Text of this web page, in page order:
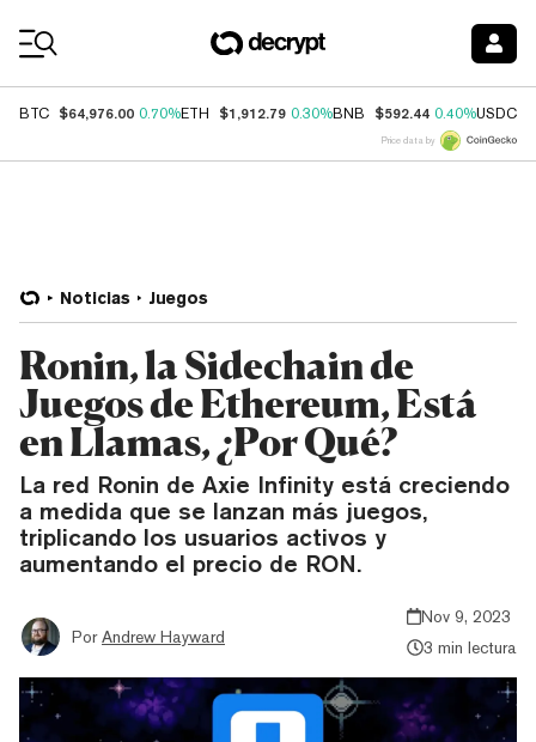
BTC $64,976.00 0.70%ETH $1,912.79 0.30%BNB $592.44 0.40%USDC
Price data by
Noticias Juegos
Ronin, la Sidechain de
Juegos de Ethereum, Está
en Llamas, ¿Por Qué?
La red Ronin de Axie Infinity está creciendo
a medida que se lanzan más juegos,
triplicando los usuarios activos y
aumentando el precio de RON.
Por Andrew Hayward
Nov 9, 2023
3 min lectura